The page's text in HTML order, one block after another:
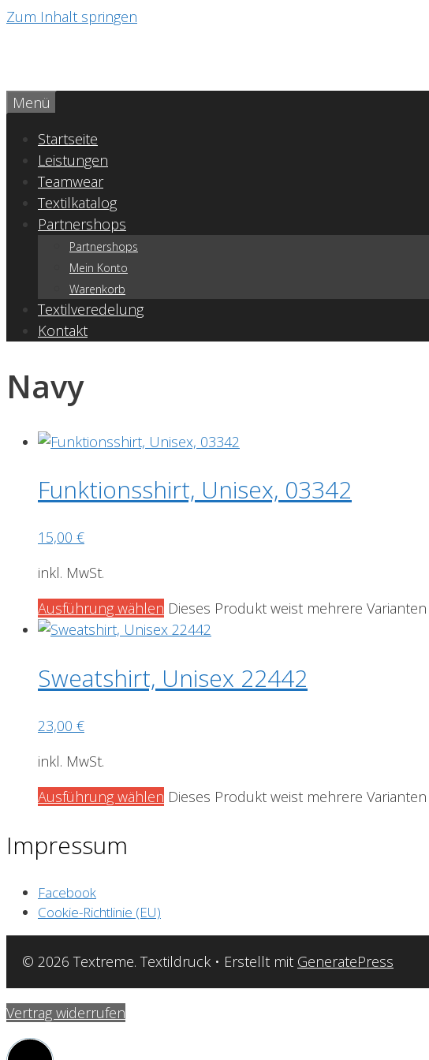
Zum Inhalt springen
Menü
Startseite
Leistungen
Teamwear
Textilkatalog
Partnershops
Partnershops
Mein Konto
Warenkorb
Textilveredelung
Kontakt
Navy
Funktionsshirt, Unisex, 03342
15,00 €
inkl. MwSt.
Ausführung wählen Dieses Produkt weist mehrere
Sweatshirt, Unisex 22442
23,00 €
inkl. MwSt.
Ausführung wählen Dieses Produkt weist mehrere
Impressum
Facebook
Cookie-Richtlinie (EU)
© 2026 Textreme. Textildruck • Erstellt mit GeneratePress
Vertrag widerrufen